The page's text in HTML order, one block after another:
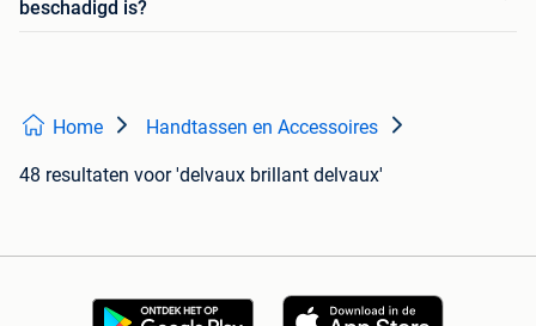
beschadigd is?
Home Handtassen en Accessoires
48 resultaten voor 'delvaux brillant delvaux'